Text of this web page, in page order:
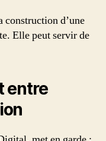
construction d’une
Elle peut servir de
entre